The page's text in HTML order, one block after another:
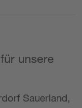
unsere
Sauerland,